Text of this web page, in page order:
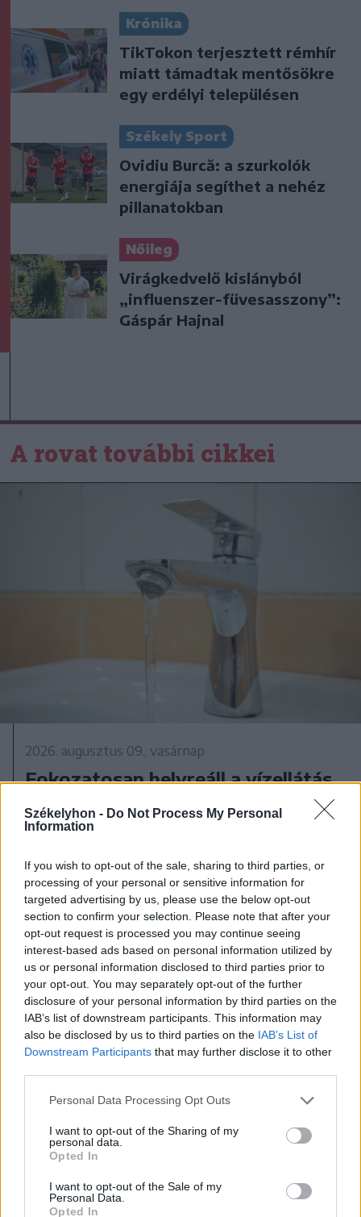
Székelyhon - Do Not Process My Personal
Information
If you wish to opt-out of the sale, sharing to third parties, or
processing of your personal or sensitive information for
targeted advertising by us, please use the below opt-out
section to confirm your selection. Please note that after your
opt-out request is processed you may continue seeing
interest-based ads based on personal information utilized by
us or personal information disclosed to third parties prior to
your opt-out. You may separately opt-out of the further
disclosure of your personal information by third parties on the
IAB’s list of downstream participants. This information may
also be disclosed by us to third parties on the IAB’s List of
Downstream Participants that may further disclose it to other
Personal Data Processing Opt Outs
I want to opt-out of the Sharing of my
personal data.
Opted In
I want to opt-out of the Sale of my
Personal Data.
Opted In
Krónika
TikTokon terjesztett rémhír
miatt támadtak mentősökre
egy erdélyi településen
Székely Sport
Ovidiu Burcă: a szurkolók
energiája segíthet a nehéz
pillanatokban
Nőileg
Virágkedvelő kislányból
„influenszer-füvesasszony”:
Gáspár Hajnal
A rovat további cikkei
2026. augusztus 09., vasárnap
Fokozatosan helyreáll a vízellátás
Jövőre már nem kell elektromos